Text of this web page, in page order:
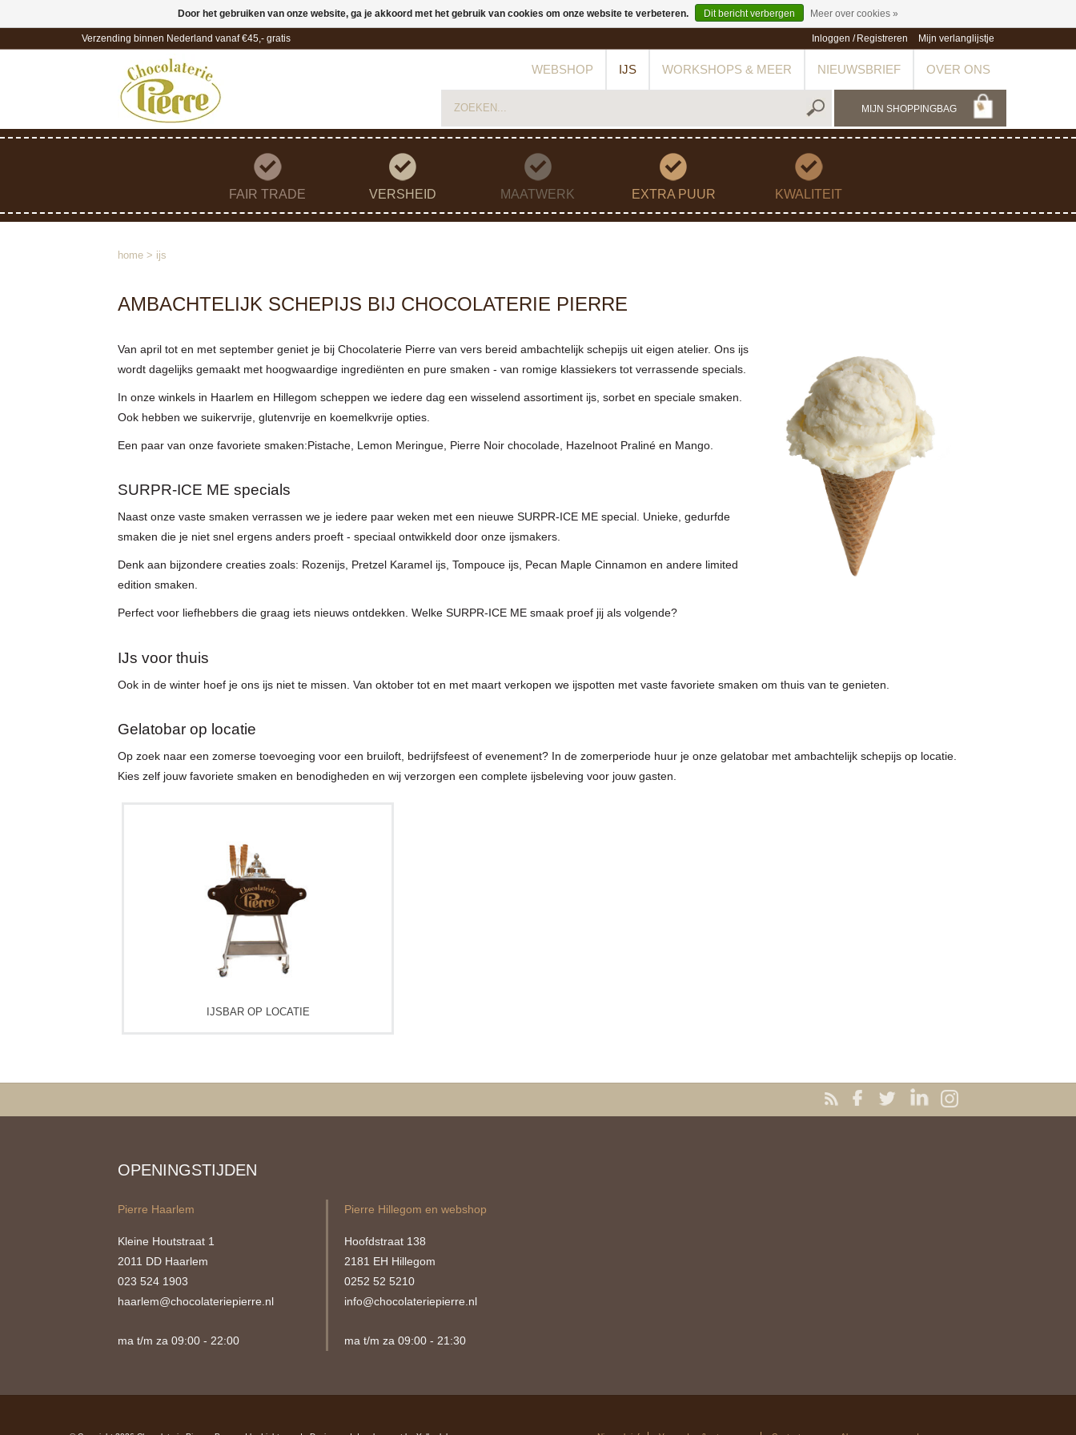
Verzending binnen Nederland vanaf €45,- gratis Inloggen / Registreren Mijn verlanglijstje
WEBSHOP IJS WORKSHOPS & MEER NIEUWSBRIEF OVER ONS
MIJN SHOPPINGBAG
FAIR TRADE VERSHEID MAATWERK EXTRA PUUR KWALITEIT
home > ijs
AMBACHTELIJK SCHEPIJS BIJ CHOCOLATERIE PIERRE
Van april tot en met september geniet je bij Chocolaterie Pierre van vers bereid ambachtelijk schepijs uit eigen atelier. Ons ijs
wordt dagelijks gemaakt met hoogwaardige ingrediënten en pure smaken - van romige klassiekers tot verrassende specials.
In onze winkels in Haarlem en Hillegom scheppen we iedere dag een wisselend assortiment ijs, sorbet en speciale smaken.
Ook hebben we suikervrije, glutenvrije en koemelkvrije opties.
Een paar van onze favoriete smaken:Pistache, Lemon Meringue, Pierre Noir chocolade, Hazelnoot Praliné en Mango.
SURPR-ICE ME specials
Naast onze vaste smaken verrassen we je iedere paar weken met een nieuwe SURPR-ICE ME special. Unieke, gedurfde
smaken die je niet snel ergens anders proeft - speciaal ontwikkeld door onze ijsmakers.
Denk aan bijzondere creaties zoals: Rozenijs, Pretzel Karamel ijs, Tompouce ijs, Pecan Maple Cinnamon en andere limited
edition smaken.
Perfect voor liefhebbers die graag iets nieuws ontdekken. Welke SURPR-ICE ME smaak proef jij als volgende?
IJs voor thuis
Ook in de winter hoef je ons ijs niet te missen. Van oktober tot en met maart verkopen we ijspotten met vaste favoriete smaken om thuis van te genieten.
Gelatobar op locatie
Op zoek naar een zomerse toevoeging voor een bruiloft, bedrijfsfeest of evenement? In de zomerperiode huur je onze gelatobar met ambachtelijk schepijs op locatie.
Kies zelf jouw favoriete smaken en benodigheden en wij verzorgen een complete ijsbeleving voor jouw gasten.
IJSBAR OP LOCATIE
OPENINGSTIJDEN
Pierre Haarlem
Kleine Houtstraat 1
2011 DD Haarlem
023 524 1903
haarlem@chocolateriepierre.nl
ma t/m za 09:00 - 22:00
Pierre Hillegom en webshop
Hoofdstraat 138
2181 EH Hillegom
0252 52 5210
info@chocolateriepierre.nl
ma t/m za 09:00 - 21:30
Door het gebruiken van onze website, ga je akkoord met het gebruik van cookies om onze website te verbeteren. Dit bericht verbergen Meer over cookies »